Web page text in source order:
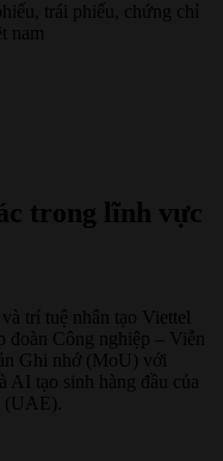
trái phiếu, chứng chỉ
nam
trong lĩnh vực
trí tuệ nhân tạo Viettel
Công nghiệp – Viễn
Ghi nhớ (MoU) với
AI tạo sinh hàng đầu của